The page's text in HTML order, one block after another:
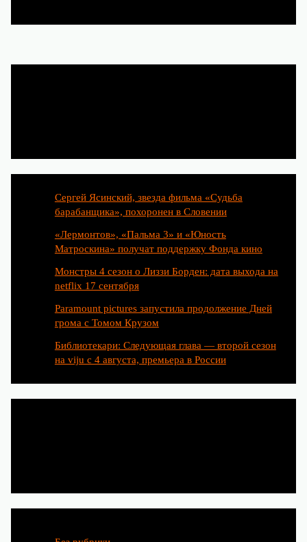
Сергей Ясинский, звезда фильма «Судьба
барабанщика», похоронен в Словении
«Лермонтов», «Пальма 3» и «Юность
Матроскина» получат поддержку Фонда кино
Монстры 4 сезон о Лиззи Борден: дата выхода на
netflix 17 сентября
Paramount pictures запустила продолжение Дней
грома с Томом Крузом
Библиотекари: Следующая глава — второй сезон
на viju с 4 августа, премьера в России